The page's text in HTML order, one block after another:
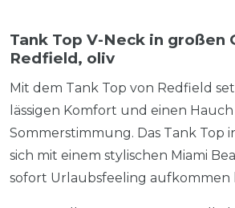
Tank Top V-Neck in großen
Redfield, oliv
Mit dem Tank Top von Redfield
lässigen Komfort und einen
Sommerstimmung. Das Tank Top
sich mit einem stylischen Miami
sofort Urlaubsfeeling aufkommen